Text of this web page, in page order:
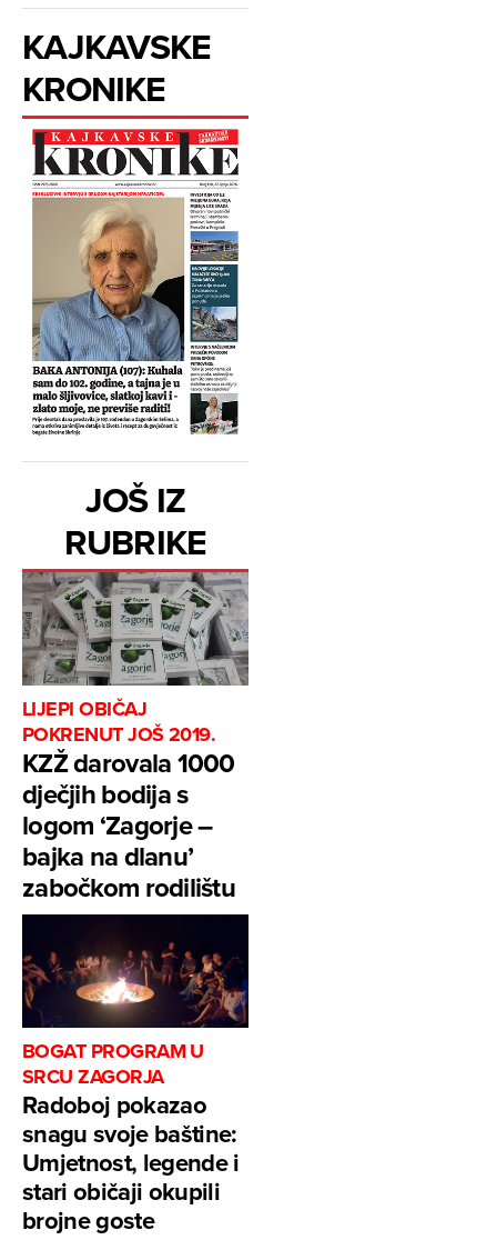
KAJKAVSKE
KRONIKE
JOŠ IZ
RUBRIKE
LIJEPI OBIČAJ
POKRENUT JOŠ 2019.
KZŽ darovala 1000
dječjih bodija s
logom ‘Zagorje –
bajka na dlanu’
zabočkom rodilištu
BOGAT PROGRAM U
SRCU ZAGORJA
Radoboj pokazao
snagu svoje baštine:
Umjetnost, legende i
stari običaji okupili
brojne goste